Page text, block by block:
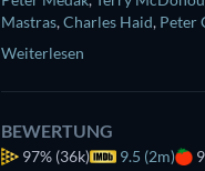
Mastras,Charles Haid, Peter
Weiterlesen
BEWERTUNG
97% (36k) 9.5 (2m)